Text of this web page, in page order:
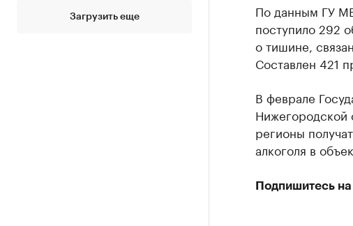
Загрузить еще
По данным ГУ
поступило 292
о тишине,
Составлен 421
В феврале
Нижегородской
регионы
алкоголя в
Подпишитесь на